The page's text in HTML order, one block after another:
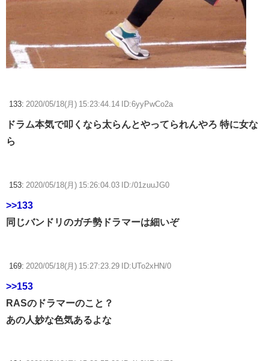
133: 2020/05/18(月) 15:23:44.14 ID:6yyPwCo2a
ドラム本気で叩くなら太らんとやってられんやろ 特に女な
ら
153: 2020/05/18(月) 15:26:04.03 ID:/01zuuJG0
>>133
同じバンドリのガチ勢ドラマーは細いぞ
169: 2020/05/18(月) 15:27:23.29 ID:UTo2xHN/0
>>153
RASのドラマーのこと？
あの人妙な色気あるよな